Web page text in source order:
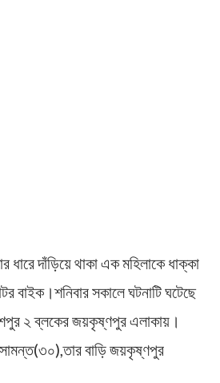
ধারে দাঁড়িয়ে থাকা এক মহিলাকে ধাক্কা
বাইক।শনিবার সকালে ঘটনাটি ঘটেছে
২ ব্লকের জয়কৃষ্ণপুর এলাকায়।
বাড়ি জয়কৃষ্ণপুর